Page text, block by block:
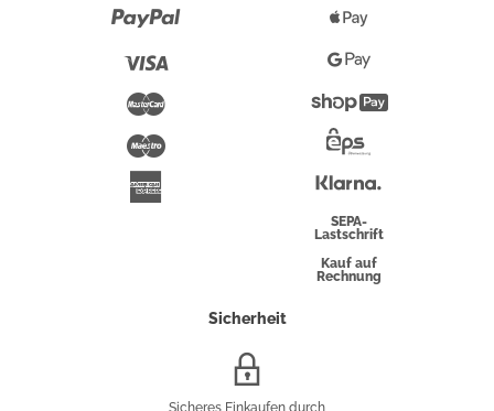
Maestro
Pay
Google
PayShopify
Überweisung
SEPA-
Lastschrift
Kauf auf
Rechnung
Sicherheit
Sicheres Einkaufen durch